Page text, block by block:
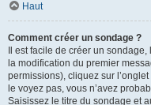
Haut
Comment créer un sondage ?
Il est facile de créer un
la modification du premier
permissions), cliquez sur l’onglet
le voyez pas, vous n’avez
Saisissez le titre du sondage et